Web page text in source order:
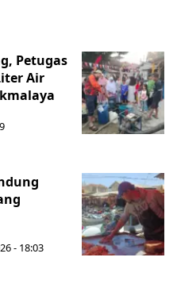
Petugas
Air
- 18:03